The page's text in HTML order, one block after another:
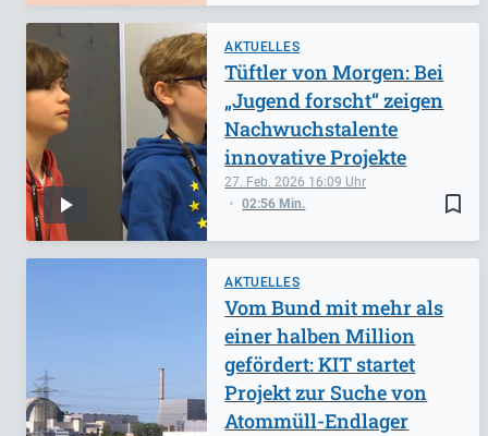
AKTUELLES
bookmark_border
27. Feb. 2026 16:09
02:56 Min.
Tüftler von Morgen: Bei
„Jugend forscht“ zeigen
Nachwuchstalente
innovative Projekte
AKTUELLES
Vom Bund mit mehr als
einer halben Million
gefördert: KIT startet
Projekt zur Suche von
Atommüll-Endlager